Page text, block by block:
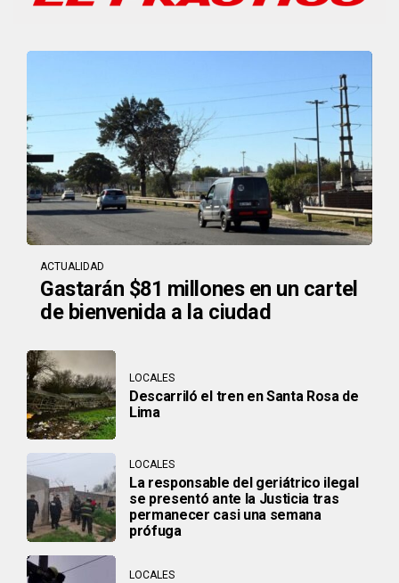
ACTUALIDAD
Gastarán $81 millones en un cartel
de bienvenida a la ciudad
LOCALES
Descarriló el tren en Santa Rosa de
Lima
LOCALES
La responsable del geriátrico ilegal
se presentó ante la Justicia tras
permanecer casi una semana
prófuga
LOCALES